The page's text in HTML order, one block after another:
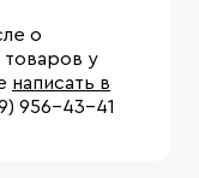
о
у
написать в
956-43-41